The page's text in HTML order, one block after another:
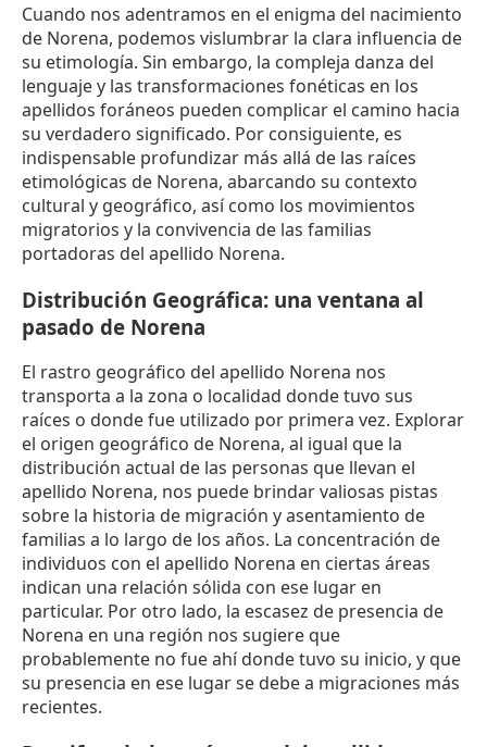
Cuando nos adentramos en el enigma del nacimiento
de Norena, podemos vislumbrar la clara influencia de
su etimología. Sin embargo, la compleja danza del
lenguaje y las transformaciones fonéticas en los
apellidos foráneos pueden complicar el camino hacia
su verdadero significado. Por consiguiente, es
indispensable profundizar más allá de las raíces
etimológicas de Norena, abarcando su contexto
cultural y geográfico, así como los movimientos
migratorios y la convivencia de las familias
portadoras del apellido Norena.
Distribución Geográfica: una ventana al
pasado de Norena
El rastro geográfico del apellido Norena nos
transporta a la zona o localidad donde tuvo sus
raíces o donde fue utilizado por primera vez. Explorar
el origen geográfico de Norena, al igual que la
distribución actual de las personas que llevan el
apellido Norena, nos puede brindar valiosas pistas
sobre la historia de migración y asentamiento de
familias a lo largo de los años. La concentración de
individuos con el apellido Norena en ciertas áreas
indican una relación sólida con ese lugar en
particular. Por otro lado, la escasez de presencia de
Norena en una región nos sugiere que
probablemente no fue ahí donde tuvo su inicio, y que
su presencia en ese lugar se debe a migraciones más
recientes.